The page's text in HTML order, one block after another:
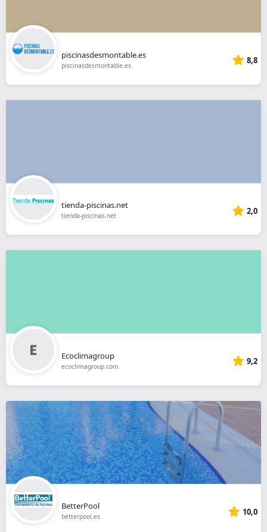
piscinasdesmontable.es
piscinasdesmontable.es 8,8
tienda-piscinas.net
tienda-piscinas.net 2,0
Ecoclimagroup
ecoclimagroup.com 9,2
BetterPool
betterpool.es 10,0